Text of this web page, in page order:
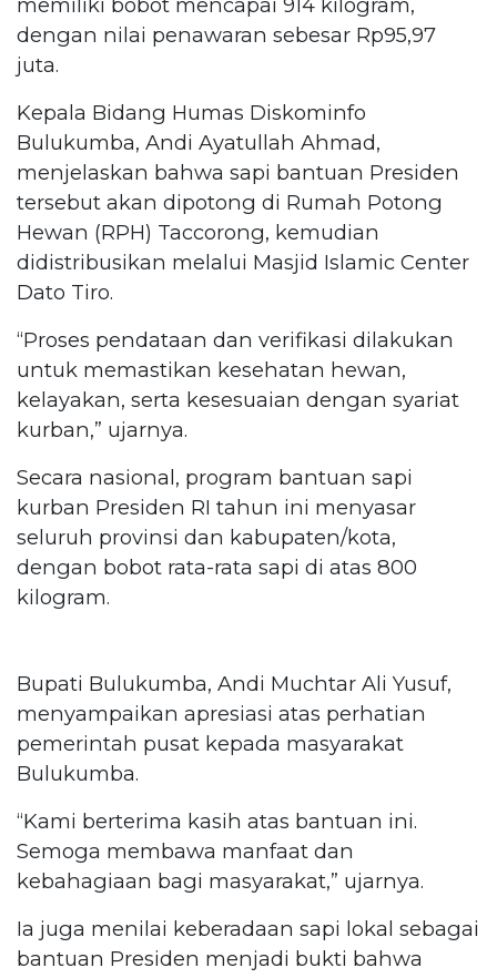
dengan nilai penawaran sebesar Rp95,97
juta.
Kepala Bidang Humas Diskominfo
Bulukumba, Andi Ayatullah Ahmad,
menjelaskan bahwa sapi bantuan Presiden
tersebut akan dipotong di Rumah Potong
Hewan (RPH) Taccorong, kemudian
didistribusikan melalui Masjid Islamic Center
Dato Tiro.
“Proses pendataan dan verifikasi dilakukan
untuk memastikan kesehatan hewan,
kelayakan, serta kesesuaian dengan syariat
kurban,” ujarnya.
Secara nasional, program bantuan sapi
kurban Presiden RI tahun ini menyasar
seluruh provinsi dan kabupaten/kota,
dengan bobot rata-rata sapi di atas 800
kilogram.
Bupati Bulukumba, Andi Muchtar Ali Yusuf,
menyampaikan apresiasi atas perhatian
pemerintah pusat kepada masyarakat
Bulukumba.
“Kami berterima kasih atas bantuan ini.
Semoga membawa manfaat dan
kebahagiaan bagi masyarakat,” ujarnya.
Ia juga menilai keberadaan sapi lokal sebagai
bantuan Presiden menjadi bukti bahwa